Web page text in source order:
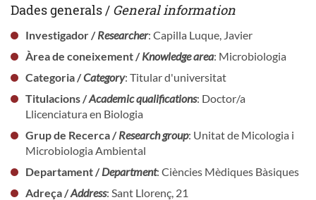
Dades generals / General information
Investigador /Researcher: Capilla Luque, Javier
Àrea de coneixement /Knowledge area: Microbiologia
Categoria /Category: Titular d'universitat
Titulacions /Academic qualifications: Doctor/a
Llicenciatura en Biologia
Grup de Recerca /Research group: Unitat de Micologia i
Microbiologia Ambiental
Departament /Department: Ciències Mèdiques Bàsiques
Adreça /Address: Sant Llorenç, 21